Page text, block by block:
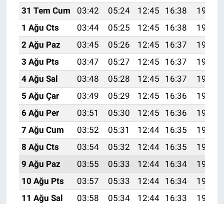
31 Tem Cum
03:42 05:24 12:45 16:38
19:56
1 Ağu Cts
03:44 05:25 12:45 16:38
19:55
2 Ağu Paz
03:45 05:26 12:45 16:37
19:54
3 Ağu Pts
03:47 05:27 12:45 16:37
19:53
4 Ağu Sal
03:48 05:28 12:45 16:37
19:52
5 Ağu Çar
03:49 05:29 12:45 16:36
19:51
6 Ağu Per
03:51 05:30 12:45 16:36
19:50
7 Ağu Cum
03:52 05:31 12:44 16:35
19:48
8 Ağu Cts
03:54 05:32 12:44 16:35
19:47
9 Ağu Paz
03:55 05:33 12:44 16:34
19:46
10 Ağu Pts
03:57 05:33 12:44 16:34
19:45
11 Ağu Sal
03:58 05:34 12:44 16:33
19:43